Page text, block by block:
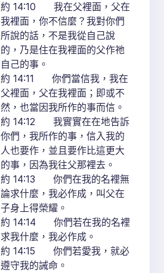
約 14:10 我在父裡面，父在
我裡面，你不信麼？我對你們
所說的話，不是我從自己說
的，乃是住在我裡面的父作祂
自己的事。
約 14:11 你們當信我，我在
父裡面，父在我裡面；即或不
然，也當因我所作的事而信。
約 14:12 我實實在在地告訴
你們，我所作的事，信入我的
人也要作，並且要作比這更大
的事，因為我往父那裡去。
約 14:13 你們在我的名裡無
論求什麼，我必作成，叫父在
子身上得榮耀。
約 14:14 你們若在我的名裡
求我什麼，我必作成。
約 14:15 你們若愛我，就必
遵守我的誡命。